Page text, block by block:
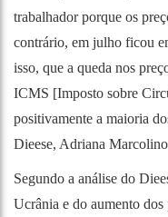
trabalhador porque os
contrário, em julho ficou
isso, que a queda nos
ICMS [Imposto sobre
positivamente a maioria
Dieese, Adriana
Segundo a análise do
Ucrânia e do aumento